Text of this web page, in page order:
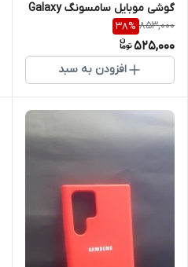
گوشی موبایل سامسونگ Galaxy
M23
853,000
38%
525,000
افزودن به سبد